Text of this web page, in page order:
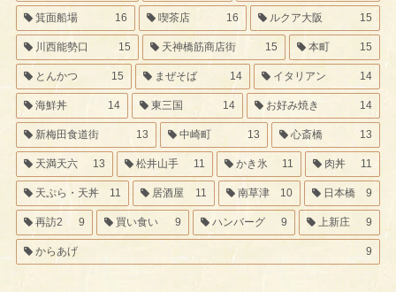
箕面船場 16 喫茶店 16 ルクア大阪 15
川西能勢口 15 天神橋筋商店街 15 本町 15
とんかつ 15 まぜそば 14 イタリアン 14
海鮮丼 14 東三国 14 お好み焼き 14
新梅田食道街 13 中崎町 13 心斎橋 13
天満天六 13 松井山手 11 かき氷 11 肉丼 11
天ぷら・天丼 11 居酒屋 11 南草津 10 日本橋 9
再訪2 9 買い食い 9 ハンバーグ 9 上新庄 9
からあげ 9